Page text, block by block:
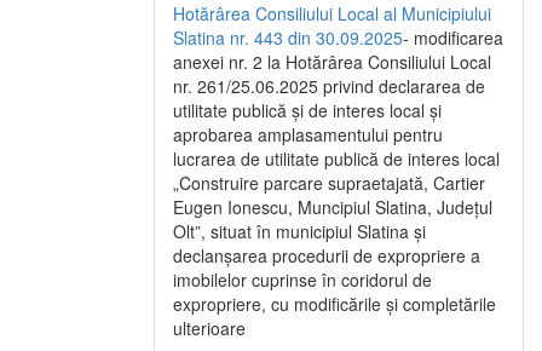
Hotărârea Consiliului Local al Municipiului
Slatina nr. 443 din 30.09.2025- modificarea
anexei nr. 2 la Hotărârea Consiliului Local
nr. 261/25.06.2025 privind declararea de
utilitate publică şi de interes local şi
aprobarea amplasamentului pentru
lucrarea de utilitate publică de interes local
„Construire parcare supraetajată, Cartier
Eugen Ionescu, Muncipiul Slatina, Judeţul
Olt”, situat în municipiul Slatina şi
declanşarea procedurii de expropriere a
imobilelor cuprinse în coridorul de
expropriere, cu modificările şi completările
ulterioare